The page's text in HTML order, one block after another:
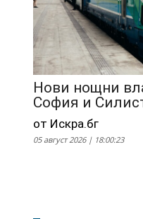
Нови нощни
София и
от Искра.бг
05 август 2026 | 18:00:23